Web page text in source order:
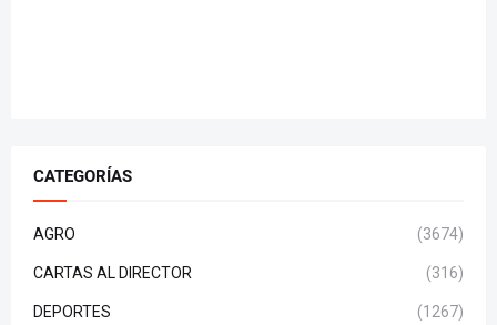
CATEGORÍAS
AGRO (3674)
CARTAS AL DIRECTOR (316)
DEPORTES (1267)